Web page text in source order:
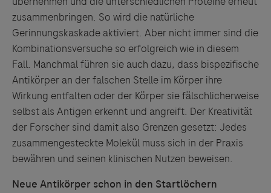
zusammenbringen. So wird die natürliche
Gerinnungskaskade aktiviert. Aber nicht immer sind die
Kombinationsversuche so erfolgreich wie in diesem
Fall. Manchmal führen sie auch dazu, dass bispezifische
Antikörper an der falschen Stelle im Körper ihre
Wirkung entfalten oder der Körper sie fälschlicherweise
selbst als Antigen erkennt und angreift. Der Kreativität
der Forscher sind damit also Grenzen gesetzt: Jedes
zusammengesteckte Molekül muss sich in der Praxis
bewähren und seinen klinischen Nutzen beweisen.
Neue Antikörper schon in den Startlöchern
Links zu Websites Dritter werden im Sinne des
Servicegedankens angeboten. Der Herausgeber äußert
keine Meinung über den Inhalt von Websites Dritter und
lehnt ausdrücklich jegliche Verantwortung für
Drittinformationen und deren Verwendung ab.